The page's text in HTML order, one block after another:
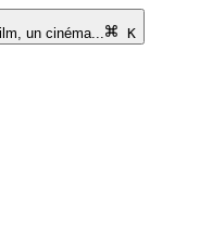
un cinéma...
K